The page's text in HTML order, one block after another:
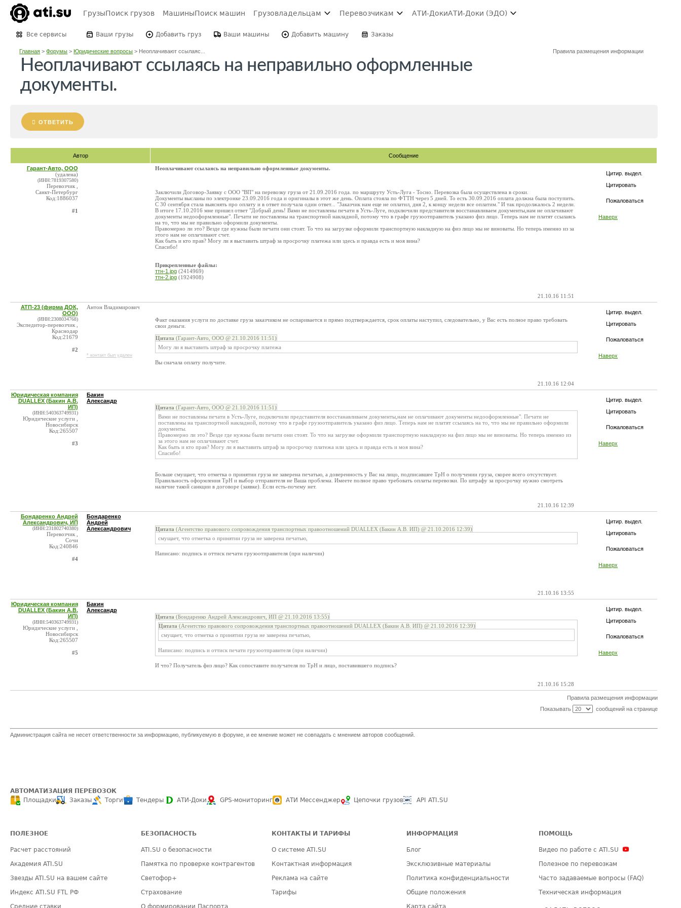
ГрузыПоиск грузов МашиныПоиск машин Грузовладельцам Перевозчикам АТИ-ДокиАТИ-Доки (ЭДО)
Все сервисы Ваши грузы Добавить груз Ваши машины Добавить машину Заказы
Главная >Форумы >Юридические вопросы > Неоплачивают ссылаяс... Правила размещения информации
Неоплачивают ссылаясь на неправильно оформленные
документы.
ОТВЕТИТЬ
Автор Сообщение
Цитир. выдел.
Цитировать
Пожаловаться
Наверх
Гарант-Авто, ООО
(удалена)
(ИНН:7819307580)
Перевозчик ,
Санкт-Петербург
Код:1886037
#1
Неоплачивают ссылаясь на неправильно оформленные документы.
Заключили Договор-Заявку с ООО "ВП" на перевозку груза от 21.09.2016 года. по маршруту Усть-Луга - Тосно. Перевозка была осуществлена в сроки.
Документы высланы по электронке 23.09.2016 года и оригиналы в этот же день. Оплата стояла по ФТТН через 5 дней. То есть 30.09.2016 оплата должна была поступить.
С 30 сентября стала выяснять про оплату и в ответ получала один ответ... "Заказчик нам еще не оплатил, дня 2, к концу недели все оплатим." И так продолжалось 2 недели.
В итоге 17.10.2016 мне пришел ответ "Добрый день! Вами не поставлены печати в Усть-Луге, подключили представителя восстанавливаем документы,нам не оплачивают
документы недооформленные". Печати не поставлены на транспортной накладной, потому что в графе грузоотправитель указано физ лицо. Теперь нам не платят ссылаясь
на то, что мы не правильно оформили документы.
Правомерно ли это? Везде где нужны были печати они стоят. То что на загрузке оформили транспортную накладную на физ лицо мы не виноваты. Но теперь именно из за
этого нам не оплачивают счет.
Как быть и кто прав? Могу ли я выставить штраф за просрочку платежа или здесь и правда есть и моя вина?
Спасибо!
Прикрепленные файлы:
ттн-1.jpg (2414969)
ттн-2.jpg (1924908)
21.10.16 11:51
Цитир. выдел.
Цитировать
Пожаловаться
Наверх
АТП-23 (фирма ДОК,
ООО)
(ИНН:2308034768)
Экспедитор-перевозчик ,
Краснодар
Код:21679
#2
Антон Владимирович
* контакт был удален
Факт оказания услуги по доставке груза заказчиком не оспаривается и прямо подтверждается, срок оплаты наступил, следовательно, у Вас есть полное право требовать
свои деньги.
Цитата (Гарант-Авто, ООО @ 21.10.2016 11:51)
Могу ли я выставить штраф за просрочку платежа
Вы сначала оплату получите.
21.10.16 12:04
Цитир. выдел.
Цитировать
Пожаловаться
Наверх
Юридическая компания
DUALLEX (Бакин А.В.
ИП)
(ИНН:540363749931)
Юридические услуги ,
Новосибирск
Код:265507
#3
Бакин
Александр
Цитата (Гарант-Авто, ООО @ 21.10.2016 11:51)
Вами не поставлены печати в Усть-Луге, подключили представителя восстанавливаем документы,нам не оплачивают документы недооформленные". Печати не
поставлены на транспортной накладной, потому что в графе грузоотправитель указано физ лицо. Теперь нам не платят ссылаясь на то, что мы не правильно оформили
документы.
Правомерно ли это? Везде где нужны были печати они стоят. То что на загрузке оформили транспортную накладную на физ лицо мы не виноваты. Но теперь именно из
за этого нам не оплачивают счет.
Как быть и кто прав? Могу ли я выставить штраф за просрочку платежа или здесь и правда есть и моя вина?
Спасибо!
Больше смущает, что отметка о принятии груза не заверена печатью, а доверенность у Вас на лицо, подписавшее ТрН о получении груза, скорее всего отсутствует.
Правильность оформления ТрН и выбор отправителя не Ваша проблема. Имеете полное право требовать оплаты перевозки. По штрафу за просрочку нужно смотреть
наличие такой санкции в договоре (заявке). Если есть-почему нет.
21.10.16 12:39
Цитир. выдел.
Цитировать
Пожаловаться
Наверх
Бондаренко Андрей
Александрович, ИП
(ИНН:231802740380)
Перевозчик ,
Сочи
Код:240846
#4
Бондаренко
Андрей
Александрович
Цитата (Агентство правового сопровождения транспортных правоотношений DUALLEX (Бакин А.В. ИП) @ 21.10.2016 12:39)
смущает, что отметка о принятии груза не заверена печатью,
Написано: подпись и оттиск печати грузоотправителя (при наличии)
21.10.16 13:55
Цитир. выдел.
Цитировать
Пожаловаться
Наверх
Юридическая компания
DUALLEX (Бакин А.В.
ИП)
(ИНН:540363749931)
Юридические услуги ,
Новосибирск
Код:265507
#5
Бакин
Александр
Цитата (Бондаренко Андрей Александрович, ИП @ 21.10.2016 13:55)
Цитата (Агентство правового сопровождения транспортных правоотношений DUALLEX (Бакин А.В. ИП) @ 21.10.2016 12:39)
смущает, что отметка о принятии груза не заверена печатью,
Написано: подпись и оттиск печати грузоотправителя (при наличии)
И что? Получатель физ лицо? Как сопоставите получателя по ТрН и лицо, поставившего подпись?
21.10.16 15:28
Правила размещения информации
Показывать
сообщений на странице
Администрация сайта не несет ответственности за информацию, публикуемую в форуме, и ее мнение может не совпадать с мнением авторов сообщений.
АВТОМАТИЗАЦИЯ ПЕРЕВОЗОК
Площадки
Заказы Торги Тендеры АТИ-Доки GPS-мониторинг АТИ Мессенджер Цепочки грузов API ATI.SU
ПОЛЕЗНОЕ
Расчет расстояний
Академия ATI.SU
Звезды ATI.SU на вашем сайте
Индекс ATI.SU FTL РФ
Средние ставки
БЕЗОПАСНОСТЬ
ATI.SU о безопасности
Памятка по проверке контрагентов
Светофор+
Страхование
О формировании Паспорта
КОНТАКТЫ И ТАРИФЫ
О системе ATI.SU
Контактная информация
Реклама на сайте
Тарифы
ИНФОРМАЦИЯ
Блог
Эксклюзивные материалы
Политика конфиденциальности
Общие положения
Карта сайта
ПОМОЩЬ
Видео по работе с ATI.SU
Полезное по перевозкам
Часто задаваемые вопросы (FAQ)
Техническая информация